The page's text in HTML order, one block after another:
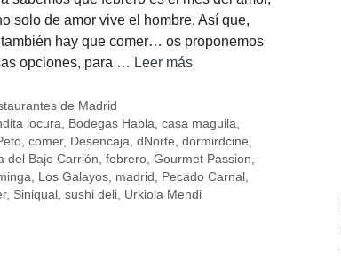
solo de amor vive el hombre. Así que,
hay que comer… os proponemos
opciones, para … Leer más
de Madrid
locura
Bodegas Habla casa maguila
, comer, Desencaja dNorte dormirdcine
del Bajo Carrión
febrero, Gourmet Passion
Los Galayos, madrid Pecado Carnal
, Siniqual sushi deli, Urkiola Mendi